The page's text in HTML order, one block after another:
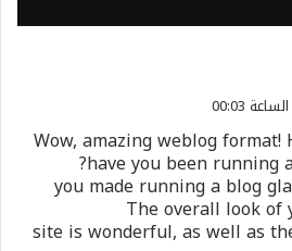
الوزيرة المستشارة حوى جوب
عن سعادتها وتقديرها
واهتمام السيد الرئيس
وفتح مجالات من العمل
Wow, amazing weblog format!
have you been running
you made running a blog
The overall look of
site is wonderful, as well as